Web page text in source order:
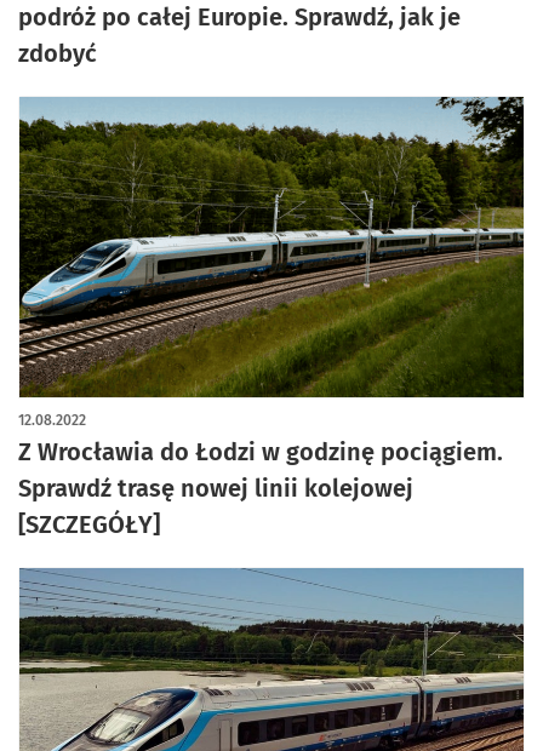
podróż po całej Europie. Sprawdź, jak je
zdobyć
Z Wrocławia do Łodzi w godzinę pociągiem.
Sprawdź trasę nowej linii kolejowej
[SZCZEGÓŁY]
12.08.2022